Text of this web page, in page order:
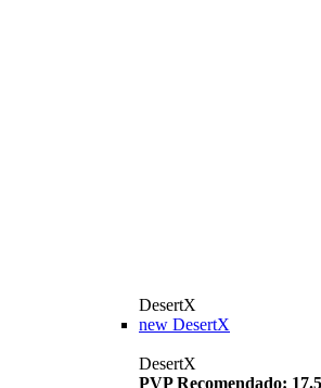
DesertX
new DesertX
DesertX
PVP Recomendado: